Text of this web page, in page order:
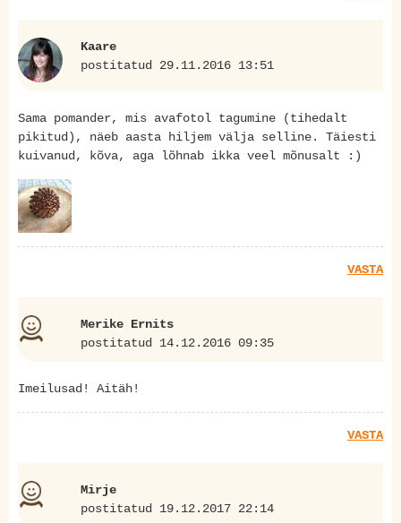
Kaare
postitatud 29.11.2016 13:51
Sama pomander, mis avafotol tagumine (tihedalt
pikitud), näeb aasta hiljem välja selline. Täiesti
kuivanud, kõva, aga lõhnab ikka veel mõnusalt :)
VASTA
Merike Ernits
postitatud 14.12.2016 09:35
Imeilusad! Aitäh!
VASTA
Mirje
postitatud 19.12.2017 22:14